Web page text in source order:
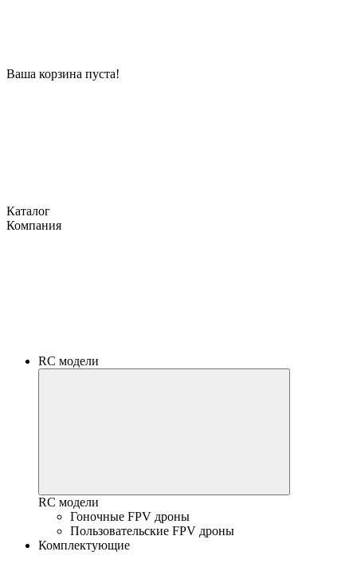
Ваша корзина пуста!
Каталог
Компания
RC модели
RC модели
Гоночные FPV дроны
Пользовательские FPV дроны
Комплектующие